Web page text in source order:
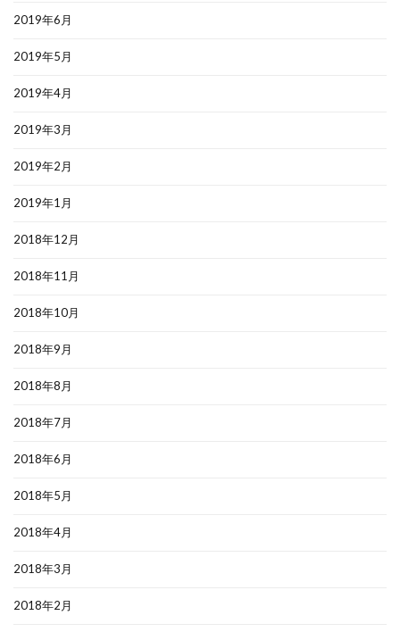
2019年6月
2019年5月
2019年4月
2019年3月
2019年2月
2019年1月
2018年12月
2018年11月
2018年10月
2018年9月
2018年8月
2018年7月
2018年6月
2018年5月
2018年4月
2018年3月
2018年2月